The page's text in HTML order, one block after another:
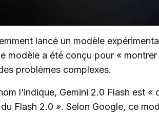
lancé un modèle
modèle a été conçu pour «
problèmes complexes.
l’indique, Gemini 2.0 Flash est
Flash 2.0 ». Selon Google, ce